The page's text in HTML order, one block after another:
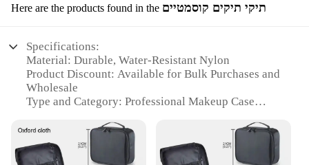
Here are the products found in the תיקי תיקים קוסמטיים
Specifications:
Material: Durable, Water-Resistant Nylon
Product Discount: Available for Bulk Purchases and
Wholesale
Type and Category: Professional Makeup Case
Clean
Usage and Purpose: Ideal for Makeup Artists,
Beauty Professionals, and Travel